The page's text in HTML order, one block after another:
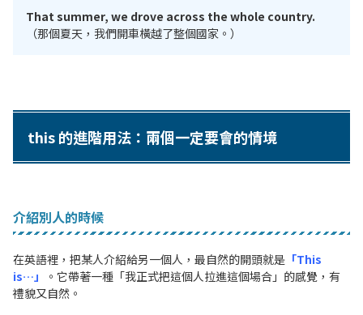
That summer, we drove across the whole country.
（那個夏天，我們開車橫越了整個國家。）
this 的進階用法：兩個一定要會的情境
介紹別人的時候
在英語裡，把某人介紹給另一個人，最自然的開頭就是 「This
is…」
。它帶著一種「我正式把這個人拉進這個場合」的感覺，有
禮貌又自然。